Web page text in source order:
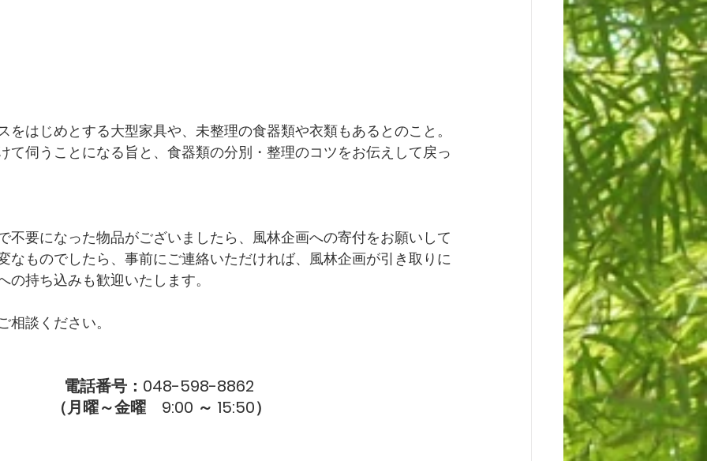
をはじめとする大型家具や、未整理の食器類や衣類もあるとのこと。
て伺うことになる旨と、食器類の分別・整理のコツをお伝えして戻っ
不要になった物品がございましたら、風林企画への寄付をお願いして
なものでしたら、事前にご連絡いただければ、風林企画が引き取りに
の持ち込みも歓迎いたします。
談ください。
電話番号：048-598-8862
（月曜～金曜　9:00 ～ 15:50）